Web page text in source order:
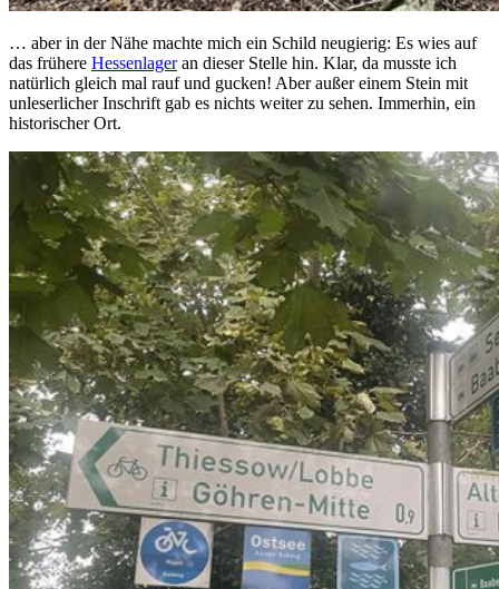
… aber in der Nähe machte mich ein Schild neugierig: Es wies auf
das frühere Hessenlageran dieser Stelle hin. Klar, da musste ich
natürlich gleich mal rauf und gucken! Aber außer einem Stein mit
unleserlicher Inschrift gab es nichts weiter zu sehen. Immerhin, ein
historischer Ort.